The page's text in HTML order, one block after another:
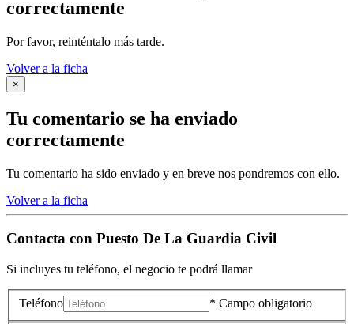
correctamente
Por favor, reinténtalo más tarde.
Volver a la ficha
×
Tu comentario se ha enviado
correctamente
Tu comentario ha sido enviado y en breve nos pondremos con ello.
Volver a la ficha
Contacta con Puesto De La Guardia Civil
Si incluyes tu teléfono, el negocio te podrá llamar
Teléfono * Campo obligatorio